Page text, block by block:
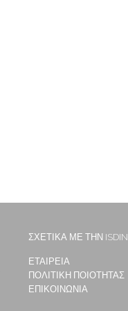
ΣΧΕΤΙΚΑ ΜΕ ΤΗΝ ISDIN
ΕΤΑΙΡΕΙΑ
ΠΟΛΙΤΙΚΗ ΠΟΙΟΤΗΤΑΣ
ΕΠΙΚΟΙΝΩΝΙΑ